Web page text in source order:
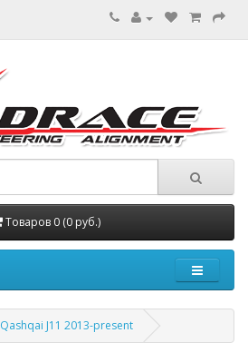
Товаров 0 (0 руб.)
Qashqai J11 2013-present